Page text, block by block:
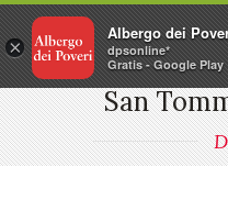
San
×
Albergo dei
dpsonline*
Gratis - Google Play